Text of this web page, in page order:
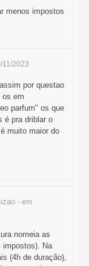
menos impostos
11/2023
por questao
os em
parfum" os que
é pra driblar o
muito maior do
- em
nomeia as
impostos). Na
(4h de duração),